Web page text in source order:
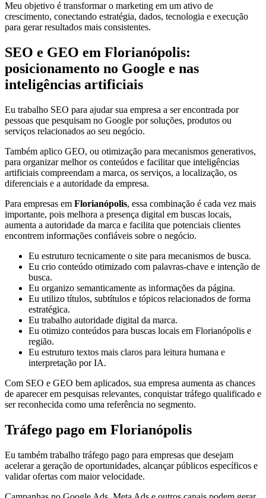
Meu objetivo é transformar o marketing em um ativo de
crescimento, conectando estratégia, dados, tecnologia e execução
para gerar resultados mais consistentes.
SEO e GEO em Florianópolis:
posicionamento no Google e nas
inteligências artificiais
Eu trabalho SEO para ajudar sua empresa a ser encontrada por
pessoas que pesquisam no Google por soluções, produtos ou
serviços relacionados ao seu negócio.
Também aplico GEO, ou otimização para mecanismos generativos,
para organizar melhor os conteúdos e facilitar que inteligências
artificiais compreendam a marca, os serviços, a localização, os
diferenciais e a autoridade da empresa.
Para empresas em Florianópolis, essa combinação é cada vez mais
importante, pois melhora a presença digital em buscas locais,
aumenta a autoridade da marca e facilita que potenciais clientes
encontrem informações confiáveis sobre o negócio.
Eu estruturo tecnicamente o site para mecanismos de busca.
Eu crio conteúdo otimizado com palavras-chave e intenção de
busca.
Eu organizo semanticamente as informações da página.
Eu utilizo títulos, subtítulos e tópicos relacionados de forma
estratégica.
Eu trabalho autoridade digital da marca.
Eu otimizo conteúdos para buscas locais em Florianópolis e
região.
Eu estruturo textos mais claros para leitura humana e
interpretação por IA.
Com SEO e GEO bem aplicados, sua empresa aumenta as chances
de aparecer em pesquisas relevantes, conquistar tráfego qualificado e
ser reconhecida como uma referência no segmento.
Tráfego pago em Florianópolis
Eu também trabalho tráfego pago para empresas que desejam
acelerar a geração de oportunidades, alcançar públicos específicos e
validar ofertas com maior velocidade.